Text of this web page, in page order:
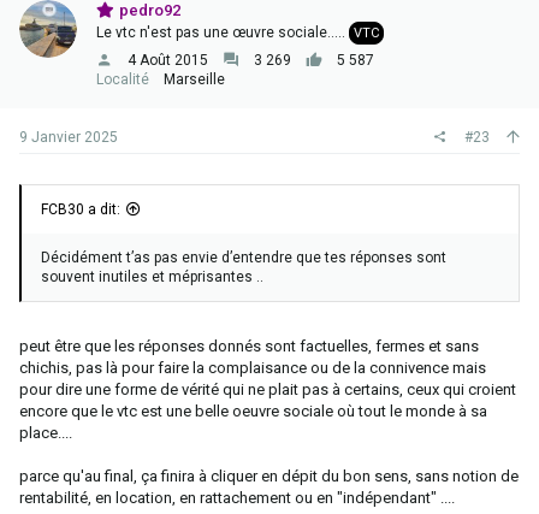
s
:
pedro92
Le vtc n'est pas une œuvre sociale..... VTC
4 Août 2015 3 269
5 587
Localité
Marseille
9 Janvier 2025 #23
FCB30 a dit:
Décidément t’as pas envie d’entendre que tes réponses sont
souvent inutiles et méprisantes ..
peut être que les réponses donnés sont factuelles, fermes et sans
chichis, pas là pour faire la complaisance ou de la connivence mais
pour dire une forme de vérité qui ne plait pas à certains, ceux qui croient
encore que le vtc est une belle oeuvre sociale où tout le monde à sa
place....
parce qu'au final, ça finira à cliquer en dépit du bon sens, sans notion de
rentabilité, en location, en rattachement ou en "indépendant" ....